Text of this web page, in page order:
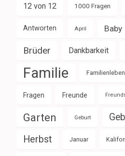
12 von 12 1000 Fragen
Antworten April Baby
Brüder Dankbarkeit
Familie Familienleben
Fragen Freunde
Garten Geburt
Herbst Januar